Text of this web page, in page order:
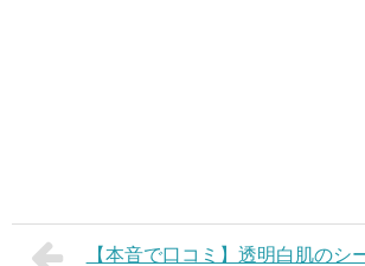
【本音で口コミ】透明白肌のシ